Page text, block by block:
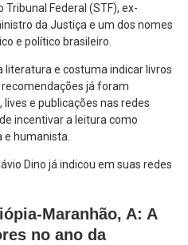
Federal (STF), ex-
da Justiça e um dos nomes
e político brasileiro.
literatura e costuma indicar livros
já foram
e publicações nas redes
incentivar a leitura como
humanista.
Dino já indicou em suas redes
Maranhão, A: A
no ano da